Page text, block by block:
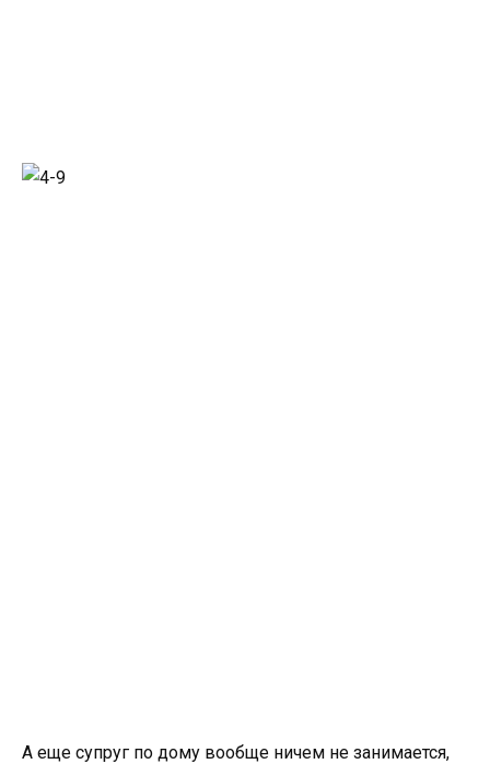
А еще супруг по дому вообще ничем не занимается,